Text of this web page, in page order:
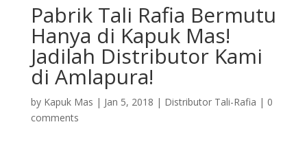
Pabrik Tali Rafia Bermutu
Hanya di Kapuk Mas!
Jadilah Distributor Kami
di Amlapura!
by Kapuk Mas | Jan 5, 2018 | Distributor Tali-Rafia | 0
comments